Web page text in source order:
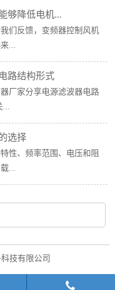
够降低电机...
们反馈，变频器控制风机
...
路结构形式
厂家分享电源滤波器电路
选择
性、频率范围、电压和阻
...
技有限公司